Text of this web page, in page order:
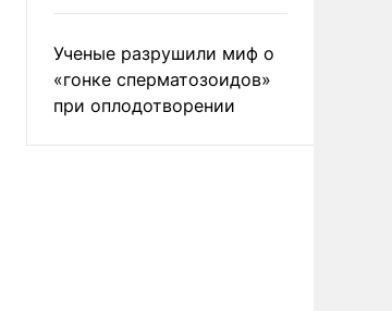
Ученые разрушили миф о
«гонке сперматозоидов»
при оплодотворении